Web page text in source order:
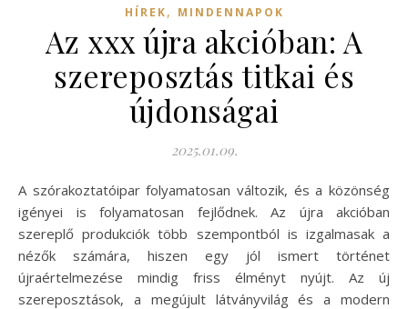
HÍREK, MINDENNAPOK
Az xxx újra akcióban: A
szereposztás titkai és
újdonságai
2025.01.09.
A szórakoztatóipar folyamatosan változik, és a közönség
igényei is folyamatosan fejlődnek. Az újra akcióban
szereplő produkciók több szempontból is izgalmasak a
nézők számára, hiszen egy jól ismert történet
újraértelmezése mindig friss élményt nyújt. Az új
szereposztások, a megújult látványvilág és a modern